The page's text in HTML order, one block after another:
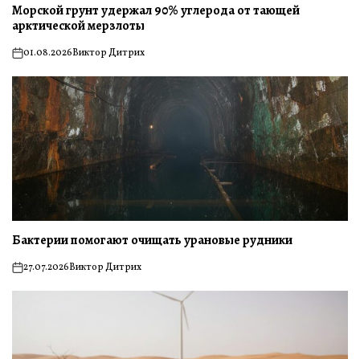
Морской грунт удержал 90% углерода от тающей
арктической мерзлоты
on01.08.2026Виктор Дитрих
Бактерии помогают очищать урановые рудники
on27.07.2026Виктор Дитрих